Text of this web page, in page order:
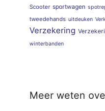
Scooter sportwagen
tweedehands uitdeuken
Verzekering
winterbanden
Meer weten